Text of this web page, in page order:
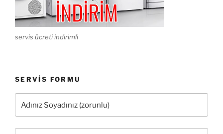
servis ücreti indirimli
SERVIS FORMU